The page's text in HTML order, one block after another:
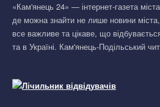
«Кам'янець 24» — інтернет-газета
де можна знайти не лише новини
все важливе та цікаве, що
та в Україні. Кам'янець-Подільський